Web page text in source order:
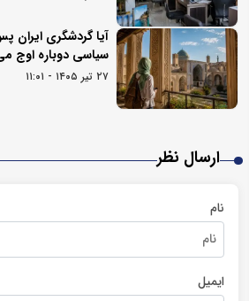
آیا گردشگری ایران
سیاسی دوباره اوج
۲۷ تیر ۱۴۰۵ - ۱۱:۰۱
ارسال نظر
نام
ایمیل